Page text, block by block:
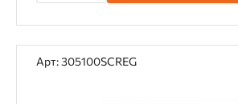
Арт: 305100SCREG